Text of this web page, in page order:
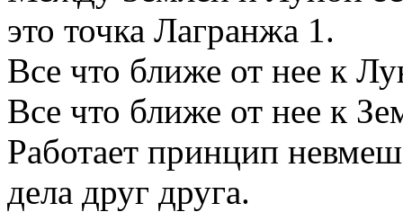
это точка Лагранжа 1.
Все что ближе от нее к
Все что ближе от нее к
Работает принцип
дела друг друга.